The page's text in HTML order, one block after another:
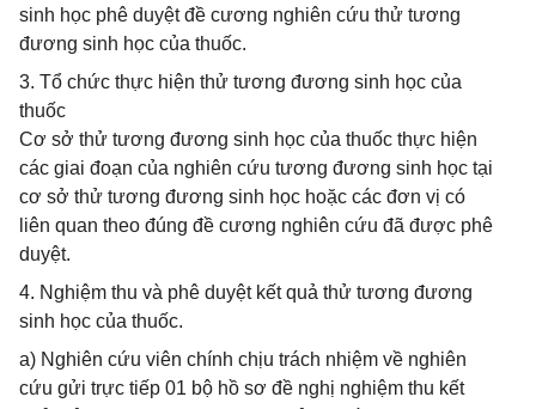
sinh học phê duyệt đề cương nghiên cứu thử tương
đương sinh học của thuốc.
3. Tổ chức thực hiện thử tương đương sinh học của
thuốc
Cơ sở thử tương đương sinh học của thuốc thực hiện
các giai đoạn của nghiên cứu tương đương sinh học tại
cơ sở thử tương đương sinh học hoặc các đơn vị có
liên quan theo đúng đề cương nghiên cứu đã được phê
duyệt.
4. Nghiệm thu và phê duyệt kết quả thử tương đương
sinh học của thuốc.
a) Nghiên cứu viên chính chịu trách nhiệm về nghiên
cứu gửi trực tiếp 01 bộ hồ sơ đề nghị nghiệm thu kết